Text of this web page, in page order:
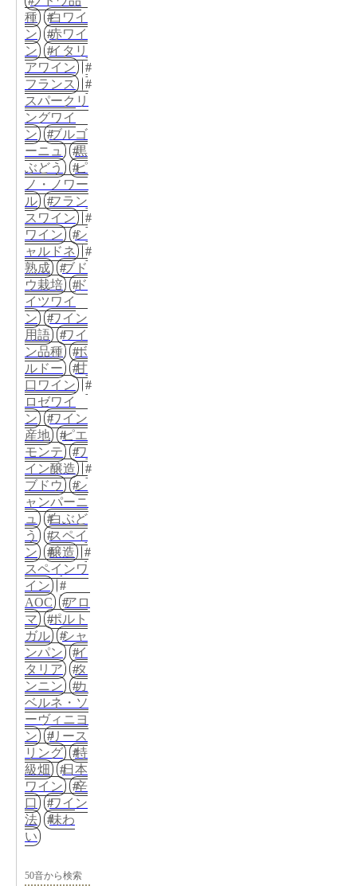
種
白ワイ
ン
赤ワイ
ン
イタリ
アワイン
フランス
スパークリ
ングワイ
ン
ブルゴ
ーニュ
黒
ぶどう
ピ
ノ・ノワー
ル
フラン
スワイン
ワイン
シ
ャルドネ
熟成
ブド
ウ栽培
ド
イツワイ
ン
ワイン
用語
ワイ
ン品種
ボ
ルドー
甘
口ワイン
ロゼワイ
ン
ワイン
産地
ピエ
モンテ
ワ
イン醸造
ブドウ
シ
ャンパーニ
ュ
白ぶど
う
スペイ
ン
醸造
スペインワ
イン
AOC
アロ
マ
ポルト
ガル
シャ
ンパン
イ
タリア
タ
ンニン
カ
ベルネ・ソ
ーヴィニヨ
ン
リース
リング
特
級畑
日本
ワイン
辛
口
ワイン
法
味わ
い
50音から検索